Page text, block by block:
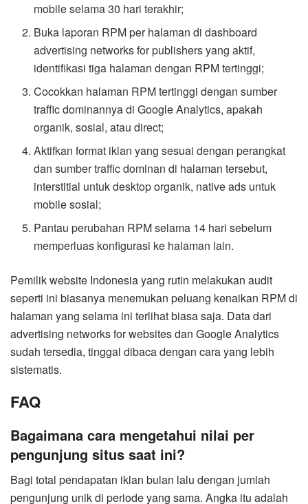
mobile selama 30 hari terakhir;
Buka laporan RPM per halaman di dashboard
advertising networks for publishers yang aktif,
identifikasi tiga halaman dengan RPM tertinggi;
Cocokkan halaman RPM tertinggi dengan sumber
traffic dominannya di Google Analytics, apakah
organik, sosial, atau direct;
Aktifkan format iklan yang sesuai dengan perangkat
dan sumber traffic dominan di halaman tersebut,
interstitial untuk desktop organik, native ads untuk
mobile sosial;
Pantau perubahan RPM selama 14 hari sebelum
memperluas konfigurasi ke halaman lain.
Pemilik website Indonesia yang rutin melakukan audit
seperti ini biasanya menemukan peluang kenaikan RPM di
halaman yang selama ini terlihat biasa saja. Data dari
advertising networks for websites dan Google Analytics
sudah tersedia, tinggal dibaca dengan cara yang lebih
sistematis.
FAQ
Bagaimana cara mengetahui nilai per
pengunjung situs saat ini?
Bagi total pendapatan iklan bulan lalu dengan jumlah
pengunjung unik di periode yang sama. Angka itu adalah